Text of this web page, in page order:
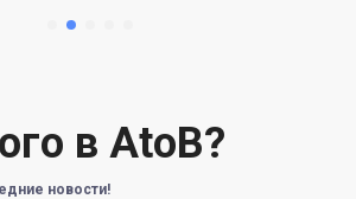
в AtoB?
новости!